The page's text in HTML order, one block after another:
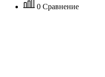
0 Сравнение